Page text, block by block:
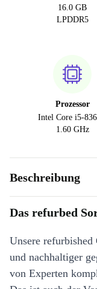
16.0 GB
LPDDR5
Prozessor
Intel Core i5-
1.60 GHz
Beschreibung
Das refurbed
Unsere
und nachhaltiger
von Experten